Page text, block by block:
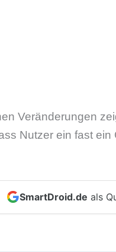
Veränderungen
Nutzer ein fast
SmartDroid.de als